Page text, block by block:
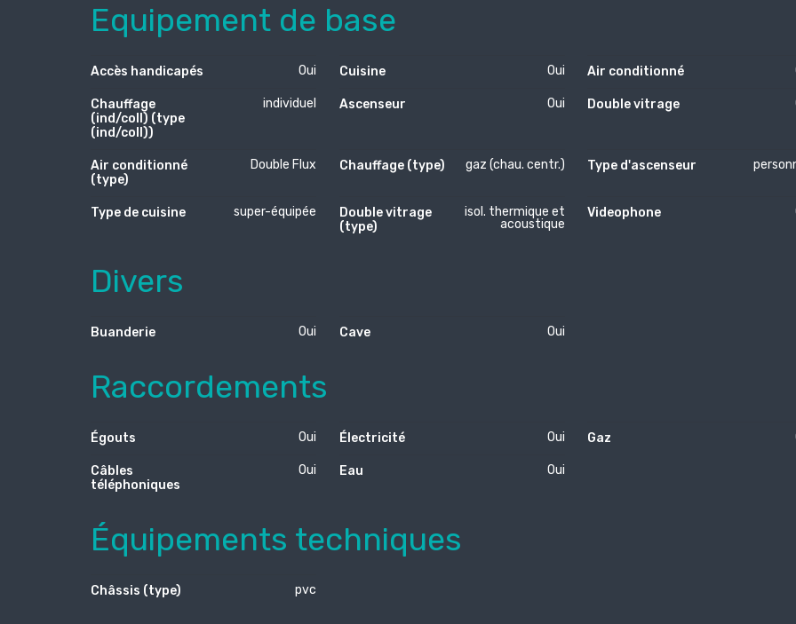
Equipement de base
Accès handicapés Oui Cuisine Oui Air conditionné
Chauffage
(ind/coll) (type
(ind/coll))
individuel Ascenseur Oui Double vitrage
Air conditionné
(type)
Double Flux Chauffage (type) gaz (chau. centr.) Type d'ascenseur
Type de cuisine super-équipée
Double vitrage
(type)
isol. thermique et
acoustique
Videophone
Divers
Buanderie Oui Cave Oui
Raccordements
Égouts Oui Électricité Oui Gaz
Câbles
téléphoniques
Oui Eau Oui
Équipements techniques
Châssis (type) pvc